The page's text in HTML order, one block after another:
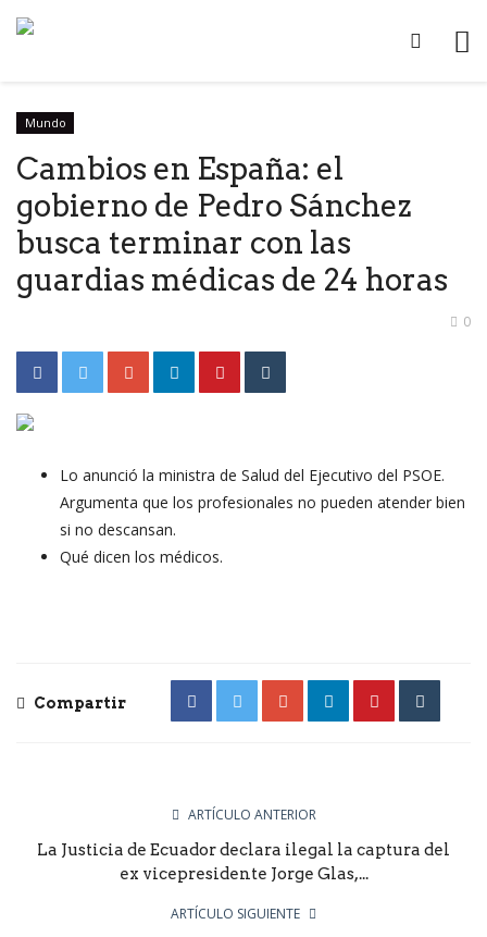
Mundo
Cambios en España: el
gobierno de Pedro Sánchez
busca terminar con las
guardias médicas de 24 horas
0
Lo anunció la ministra de Salud del Ejecutivo del PSOE.
Argumenta que los profesionales no pueden atender bien
si no descansan.
Qué dicen los médicos.
Compartir
ARTÍCULO ANTERIOR
La Justicia de Ecuador declara ilegal la captura del
ex vicepresidente Jorge Glas,...
ARTÍCULO SIGUIENTE